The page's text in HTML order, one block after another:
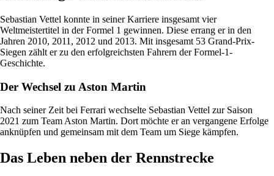
Sebastian Vettel konnte in seiner Karriere insgesamt vier
Weltmeistertitel in der Formel 1 gewinnen. Diese errang er in den
Jahren 2010, 2011, 2012 und 2013. Mit insgesamt 53 Grand-Prix-
Siegen zählt er zu den erfolgreichsten Fahrern der Formel-1-
Geschichte.
Der Wechsel zu Aston Martin
Nach seiner Zeit bei Ferrari wechselte Sebastian Vettel zur Saison
2021 zum Team Aston Martin. Dort möchte er an vergangene Erfolge
anknüpfen und gemeinsam mit dem Team um Siege kämpfen.
Das Leben neben der Rennstrecke